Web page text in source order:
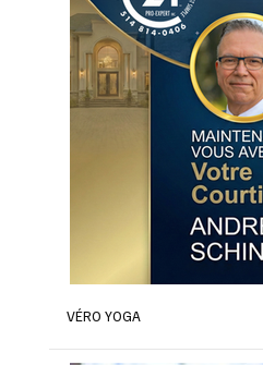
VÉRO YOGA